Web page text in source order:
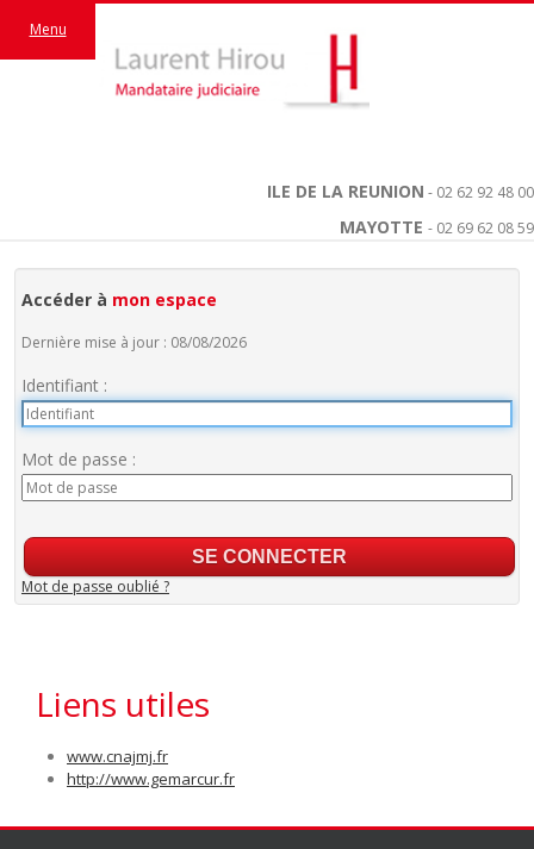
ILE DE LA REUNION - 02 62 92 48 00
MAYOTTE - 02 69 62 08 59
Menu
Accéder à mon espace
Dernière mise à jour : 08/08/2026
Identifiant :
Mot de passe :
Mot de passe oublié ?
Liens utiles
www.cnajmj.fr
http://www.gemarcur.fr